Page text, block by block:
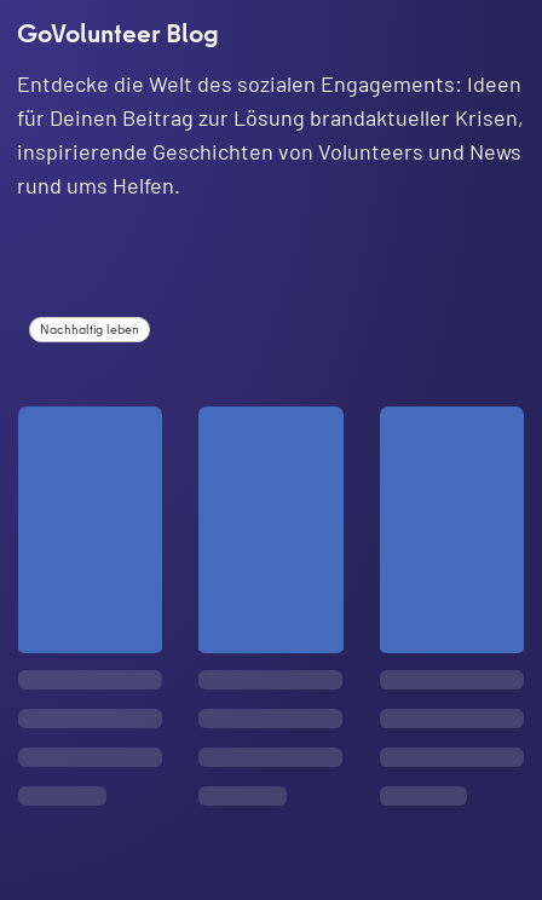
GoVolunteer Blog
Entdecke die Welt des sozialen Engagements: Ideen
für Deinen Beitrag zur Lösung brandaktueller Krisen,
inspirierende Geschichten von Volunteers und News
rund ums Helfen.
Nachhaltig leben